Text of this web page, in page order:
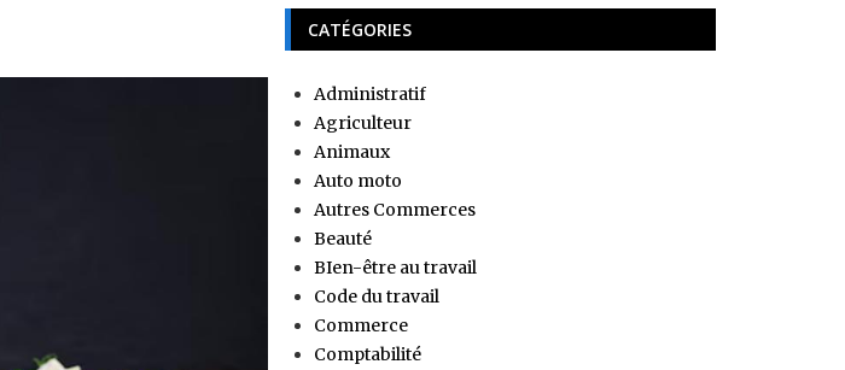
CATÉGORIES
Administratif
Agriculteur
Animaux
Auto moto
Autres Commerces
Beauté
BIen-être au travail
Code du travail
Commerce
Comptabilité